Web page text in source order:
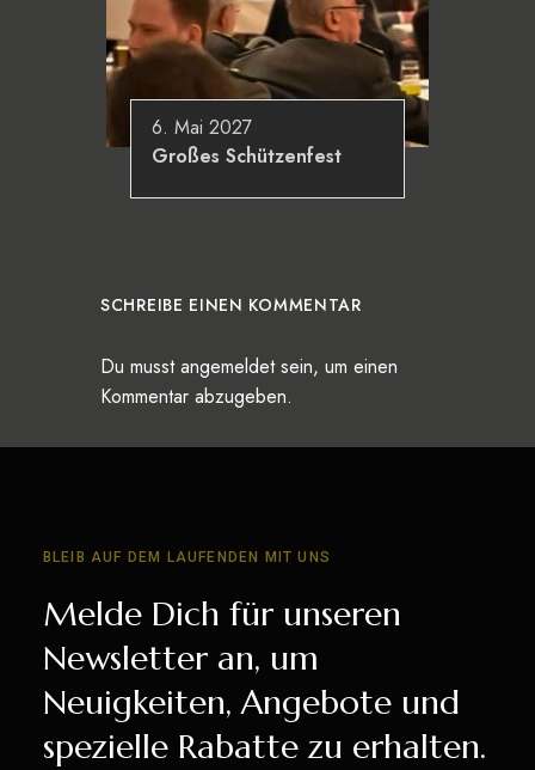
6. Mai 2027
Großes Schützenfest
SCHREIBE EINEN KOMMENTAR
Du musstangemeldetsein, um einen
Kommentar abzugeben.
BLEIB AUF DEM LAUFENDEN MIT UNS
Melde Dich für unseren
Newsletter an, um
Neuigkeiten, Angebote und
spezielle Rabatte zu erhalten.